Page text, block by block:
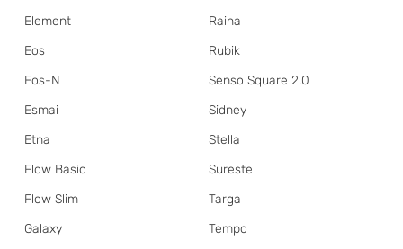
Element
Eos
Eos-N
Esmai
Etna
Flow Basic
Flow Slim
Galaxy
Raina
Rubik
Senso Square 2.0
Sidney
Stella
Sureste
Targa
Tempo